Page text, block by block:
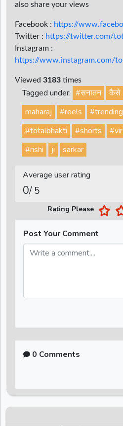
also share your views
Facebook : https://
Twitter : https://twitter.com/
Instagram :
https://www.instagram.com/
Viewed 3183 times
Tagged under: #सनातन कैसे
maharaj
#reels #trending
#totalbhakti
#shorts
#rishi
ji sarkar
Average user rating
0/ 5
Rating Please
Post Your Comment
0 Comments